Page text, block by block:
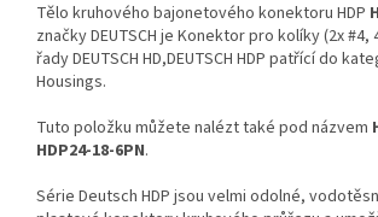
Tělo kruhového bajonetového konektoru HDP
značky DEUTSCH je Konektor pro kolíky (2x #4,
řady DEUTSCH HD,DEUTSCH HDP patřící do
Housings.
Tuto položku můžete nalézt také pod názvem
HDP24-18-6PN.
Série Deutsch HDP jsou velmi odolné,